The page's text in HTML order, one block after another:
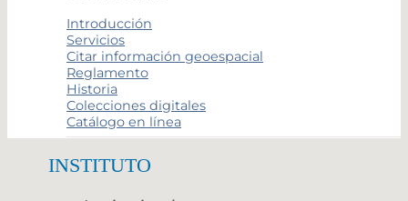
Introducción
Servicios
Citar información geoespacial
Reglamento
Historia
Colecciones digitales
Catálogo en línea
INSTITUTO